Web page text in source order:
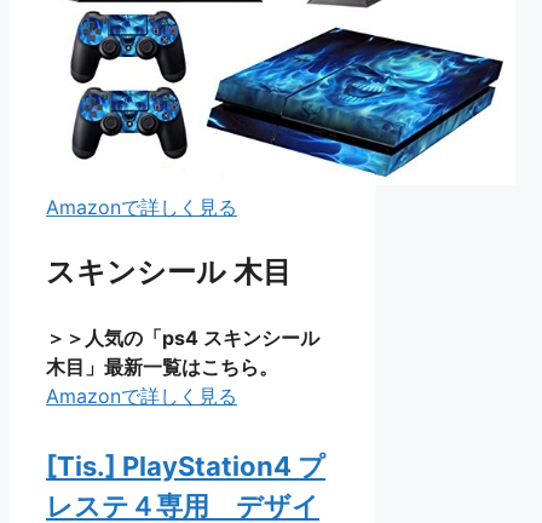
Amazonで詳しく見る
スキンシール 木目
＞＞人気の「ps4 スキンシール
木目」最新一覧はこちら。
Amazonで詳しく見る
[Tis.] PlayStation4 プ
レステ４専用 デザイ